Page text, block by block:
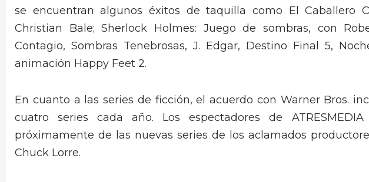
se encuentran algunos éxitos de taquilla como El Caballero
Christian Bale; Sherlock Holmes: Juego de sombras, con
Contagio, Sombras Tenebrosas, J. Edgar, Destino Final 5,
animación Happy Feet 2.
En cuanto a las series de ficción, el acuerdo con Warner Bros.
cuatro series cada año. Los espectadores de ATRESMEDIA
próximamente de las nuevas series de los aclamados
Chuck Lorre.